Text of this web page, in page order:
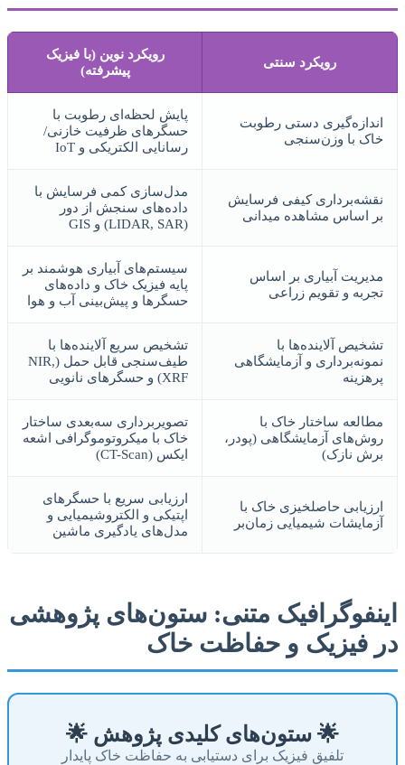
رویکرد سنتی
رویکرد نوین (با فیزیک
پیشرفته)
اندازه‌گیری دستی رطوبت
خاک با وزن‌سنجی
پایش لحظه‌ای رطوبت با
حسگرهای ظرفیت خازنی/
رسانایی الکتریکی و IoT
نقشه‌برداری کیفی فرسایش
بر اساس مشاهده میدانی
مدل‌سازی کمی فرسایش با
داده‌های سنجش از دور
(LIDAR, SAR) و GIS
مدیریت آبیاری بر اساس
تجربه و تقویم زراعی
سیستم‌های آبیاری هوشمند بر
پایه فیزیک خاک و داده‌های
حسگرها و پیش‌بینی آب و هوا
تشخیص آلاینده‌ها با
نمونه‌برداری و آزمایشگاهی
پرهزینه
تشخیص سریع آلاینده‌ها با
طیف‌سنجی قابل حمل (NIR,
XRF) و حسگرهای نانویی
مطالعه ساختار خاک با
روش‌های آزمایشگاهی (پودر،
برش نازک)
تصویربرداری سه‌بعدی ساختار
خاک با میکروتوموگرافی اشعه
ایکس (CT-Scan)
ارزیابی حاصلخیزی خاک با
آزمایشات شیمیایی زمان‌بر
ارزیابی سریع با حسگرهای
اپتیکی و الکتروشیمیایی و
مدل‌های یادگیری ماشین
اینفوگرافیک متنی: ستون‌های پژوهشی
در فیزیک و حفاظت خاک
🌟 ستون‌های کلیدی پژوهش 🌟
تلفیق فیزیک برای دستیابی به حفاظت خاک پایدار